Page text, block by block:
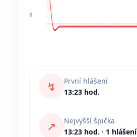
0
↯
První hlášení
13:23 hod.
↗
Nejvyšší špička
13:23 hod. · 1 hlášení